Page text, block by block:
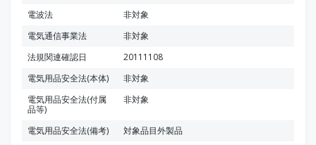
電波法
非対象
電気通信事業法
非対象
法規関連確認日
20111108
電気用品安全法(本体)
非対象
電気用品安全法(付属
品等)
非対象
電気用品安全法(備考) 対象品目外製品